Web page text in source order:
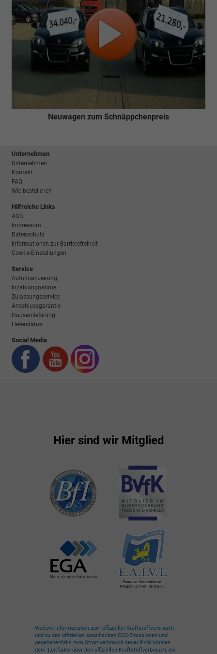
Neuwagen zum Schnäppchenpreis
Unternehmen
Unternehmen
Kontakt
FAQ
Wie bestelle ich
Hilfreiche Links
AGB
Impressum
Datenschutz
Informationen zur Barrierefreiheit
Cookie-Einstellungen
Service
Autofinanzierung
Inzahlungnahme
Zulassungsservice
Anschlussgarantie
Hausanlieferung
Lieferstatus
Social Media
Hier sind wir Mitglied
Weitere Informationen zum offiziellen Kraftstoffverbrauch
und zu den offiziellen spezifischen CO2-Emissionen und
gegebenenfalls zum Stromverbrauch neuer PKW können
dem 'Leitfaden über den offiziellen Kraftstoffverbrauch, die